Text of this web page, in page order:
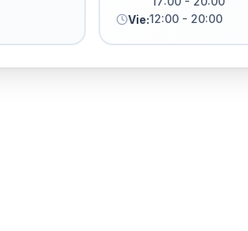
Vie:12:00 - 20:00